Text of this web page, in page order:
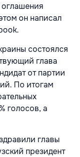
он написал
состоялся
глава
от партии
По итогам
голосов, а
главы
президент